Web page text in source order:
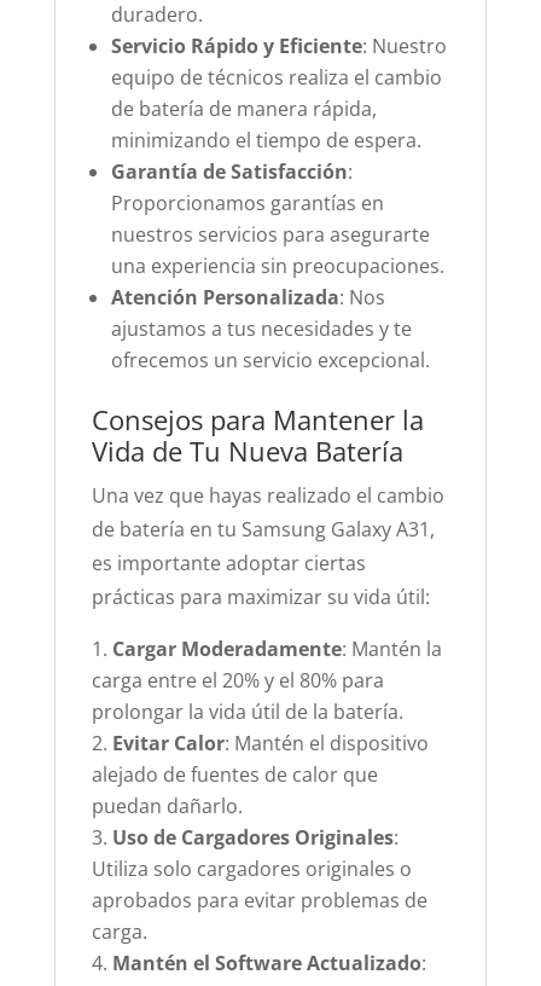
duradero.
Servicio Rápido y Eficiente: Nuestro
equipo de técnicos realiza el cambio
de batería de manera rápida,
minimizando el tiempo de espera.
Garantía de Satisfacción:
Proporcionamos garantías en
nuestros servicios para asegurarte
una experiencia sin preocupaciones.
Atención Personalizada: Nos
ajustamos a tus necesidades y te
ofrecemos un servicio excepcional.
Consejos para Mantener la
Vida de Tu Nueva Batería
Una vez que hayas realizado el cambio
de batería en tu Samsung Galaxy A31,
es importante adoptar ciertas
prácticas para maximizar su vida útil:
Cargar Moderadamente: Mantén la
carga entre el 20% y el 80% para
prolongar la vida útil de la batería.
Evitar Calor: Mantén el dispositivo
alejado de fuentes de calor que
puedan dañarlo.
Uso de Cargadores Originales:
Utiliza solo cargadores originales o
aprobados para evitar problemas de
carga.
Mantén el Software Actualizado: